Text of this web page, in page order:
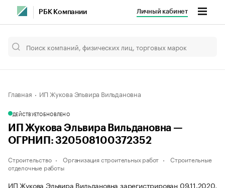
РБК Компании Личный кабинет
Главная ИП Жукова Эльвира Вильдановна
ДЕЙСТВУЕТОБНОВЛЕНО
ИП Жукова Эльвира Вильдановна —
ОГРНИП: 320508100372352
Строительство Организация строительных работ
Строительные
отделочные работы
ИП Жукова Эльвира Вильдановна зарегистрирован 09.11.2020,